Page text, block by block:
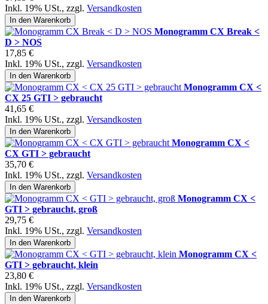
Inkl. 19% USt., zzgl. Versandkosten
In den Warenkorb
Monogramm CX Break <
D > NOS
17,85 €
Inkl. 19% USt., zzgl. Versandkosten
In den Warenkorb
Monogramm CX <
CX 25 GTI > gebraucht
41,65 €
Inkl. 19% USt., zzgl. Versandkosten
In den Warenkorb
Monogramm CX <
CX GTI > gebraucht
35,70 €
Inkl. 19% USt., zzgl. Versandkosten
In den Warenkorb
Monogramm CX <
GTI > gebraucht, groß
29,75 €
Inkl. 19% USt., zzgl. Versandkosten
In den Warenkorb
Monogramm CX <
GTI > gebraucht, klein
23,80 €
Inkl. 19% USt., zzgl. Versandkosten
In den Warenkorb